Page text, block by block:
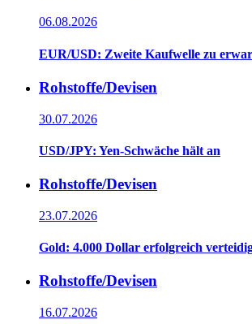
06.08.2026
EUR/USD: Zweite Kaufwelle zu
Rohstoffe/Devisen
30.07.2026
USD/JPY: Yen-Schwäche hält an
Rohstoffe/Devisen
23.07.2026
Gold: 4.000 Dollar erfolgreich
Rohstoffe/Devisen
16.07.2026